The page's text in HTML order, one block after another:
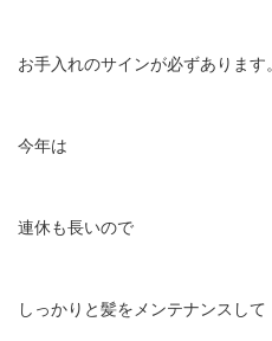
お手入れのサインが必ずあります。
今年は
連休も長いので
しっかりと髪をメンテナンスして